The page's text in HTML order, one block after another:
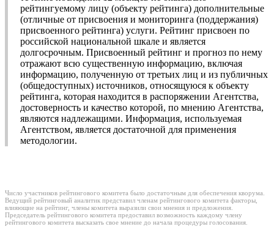
рейтингуемому лицу (объекту рейтинга) дополнительные
(отличные от присвоения и мониторинга (поддержания)
присвоенного рейтинга) услуги. Рейтинг присвоен по
российской национальной шкале и является
долгосрочным. Присвоенный рейтинг и прогноз по нему
отражают всю существенную информацию, включая
информацию, полученную от третьих лиц и из публичных
(общедоступных) источников, относящуюся к объекту
рейтинга, которая находится в распоряжении Агентства,
достоверность и качество которой, по мнению Агентства,
являются надлежащими. Информация, используемая
Агентством, является достаточной для применения
методологии.
Число участников рейтингового комитета было достаточным для обеспечения кворума.
Ведущий рейтинговый аналитик представил членам рейтингового комитета факторы,
влияющие на рейтинг, члены комитета выразили свои мнения и предложения.
Председатель рейтингового комитета предоставил возможность каждому члену
рейтингового комитета высказать свое мнение до начала процедуры голосования.